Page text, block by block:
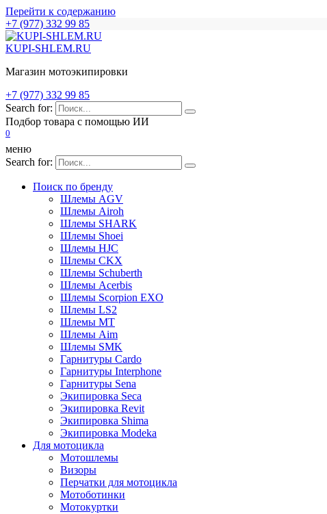
Перейти к содержанию
+7 (977) 332 99 85
KUPI-SHLEM.RU
Магазин мотоэкипировки
+7 (977) 332 99 85
Search for:
Подбор товара с помощью ИИ
0
меню
Search for:
Поиск по бренду
Шлемы AGV
Шлемы Airoh
Шлемы SHARK
Шлемы Shoei
Шлемы HJC
Шлемы CKX
Шлемы Schuberth
Шлемы Acerbis
Шлемы Scorpion EXO
Шлемы LS2
Шлемы MT
Шлемы Aim
Шлемы SMK
Гарнитуры Cardo
Гарнитуры Interphone
Гарнитуры Sena
Экипировка Seca
Экипировка Revit
Экипировка Shima
Экипировка Modeka
Для мотоцикла
Мотошлемы
Визоры
Перчатки для мотоцикла
Мотоботинки
Мотокуртки